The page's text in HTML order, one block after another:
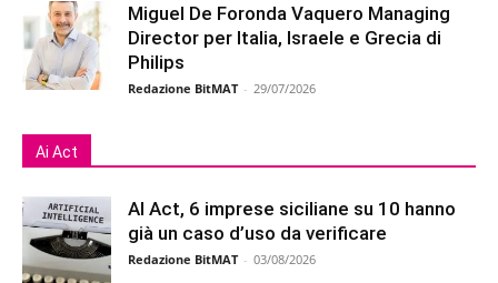
Miguel De Foronda Vaquero Managing
Director per Italia, Israele e Grecia di
Philips
Redazione BitMAT - 29/07/2026
Ai Act
AI Act, 6 imprese siciliane su 10 hanno
già un caso d’uso da verificare
Redazione BitMAT - 03/08/2026